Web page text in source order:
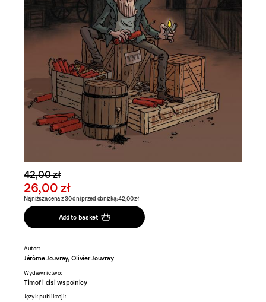
42,00 zł
26,00 zł
Najniższa cena z 30 dni przed obniżką: 42,00 zł
Add to basket
Autor:
Jérôme Jouvray, Olivier Jouvray
Wydawnictwo:
Timof i cisi wspolnicy
Język publikacji: